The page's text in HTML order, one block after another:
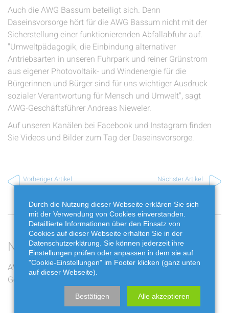
Auch die AWG Bassum beteiligt sich. Denn
Daseinsvorsorge hört für die AWG Bassum nicht mit der
Sicherstellung einer funktionierenden Abfallabfuhr auf.
"Umweltpädagogik, die Einbindung alternativer
Antriebsarten in unseren Fuhrpark und reiner Grünstrom
aus eigener Photovoltaik- und Windenergie für die
Bürgerinnen und Bürger sind für uns wichtiger Ausdruck
sozialer Verantwortung für Mensch und Umwelt", sagt
AWG-Geschäftsführer Andreas Nieweler.
Auf unseren Kanälen bei Facebook und Instagram finden
Sie Videos und Bilder zum Tag der Daseinsvorsorge.
Vorheriger Artikel Nächster Artikel
Neueste Beiträge
AWG bewegt: Die zwölf
Gewinner stehen fest
Jakobskreuzkraut und
entsorgen
Durch die Nutzung dieser Webseite erklären Sie sich
mit der Verwendung von Cookies einverstanden.
Detaillierte Informationen über den Einsatz von
Cookies auf dieser Webseite erhalten Sie in der
Datenschutzerklärung. Sie können jederzeit ihre
Einstellungen prüfen oder anpassen in dem sie auf
"Cookie-Einstellungen" im Footer klicken (ganz unten
auf dieser Webseite).
Bestätigen Alle akzeptieren